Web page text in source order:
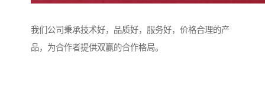
我们公司秉承技术好，品质好，服务好，价格合理的产
品，为合作者提供双赢的合作格局。